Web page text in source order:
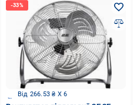
Від 266.53 ₴ X 6